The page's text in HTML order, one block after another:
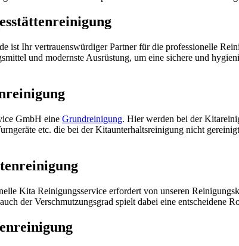
ist Ihr vertrauenswürdiger Partner für die professionelle
und modernste Ausrüstung, um eine sichere und
GmbH eine Grundreinigung. Hier werden bei der
etc. die bei der Kitaunterhaltsreinigung nicht
Kita Reinigungsservice erfordert von unseren
der Verschmutzungsgrad spielt dabei eine entscheidene